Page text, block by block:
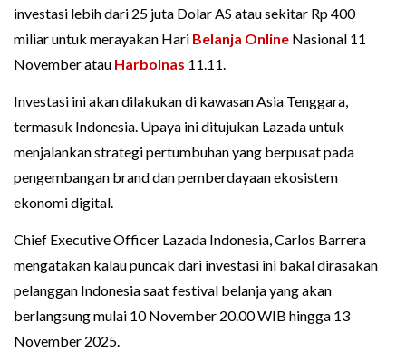
investasi lebih dari 25 juta Dolar AS atau sekitar Rp 400
miliar untuk merayakan Hari Belanja Online Nasional 11
November atau Harbolnas 11.11.
Investasi ini akan dilakukan di kawasan Asia Tenggara,
termasuk Indonesia. Upaya ini ditujukan Lazada untuk
menjalankan strategi pertumbuhan yang berpusat pada
pengembangan brand dan pemberdayaan ekosistem
ekonomi digital.
Chief Executive Officer Lazada Indonesia, Carlos Barrera
mengatakan kalau puncak dari investasi ini bakal dirasakan
pelanggan Indonesia saat festival belanja yang akan
berlangsung mulai 10 November 20.00 WIB hingga 13
November 2025.